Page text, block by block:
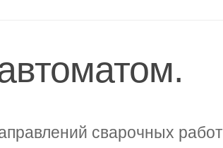
сварочных работ